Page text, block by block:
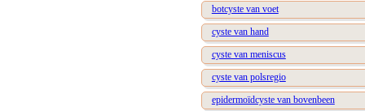
botcyste van voet
cyste van hand
cyste van meniscus
cyste van polsregio
epidermoïdcyste van bovenbeen